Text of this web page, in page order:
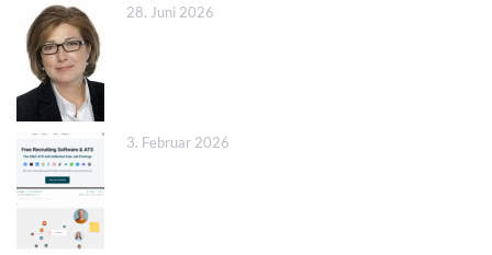
28. Juni 2026
3. Februar 2026